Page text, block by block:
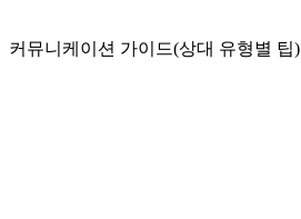
커뮤니케이션 가이드(상대 유형별 팁)